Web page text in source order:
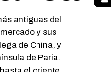
antiguas del
y sus
de China, y
de Paria.
el oriente,